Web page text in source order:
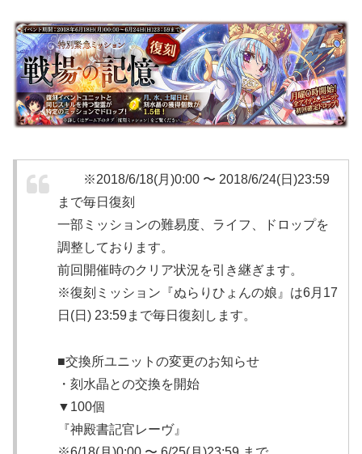
※2018/6/18(月)0:00 〜 2018/6/24(日)23:59
まで毎日復刻
一部ミッションの難易度、ライフ、ドロップを
調整しております。
前回開催時のクリア状況を引き継ぎます。
※復刻ミッション『ぬらりひょんの娘』は6月17
日(日) 23:59まで毎日復刻します。
■交換所ユニットの変更のお知らせ
・刻水晶との交換を開始
▼100個
『神殿書記官レーヴ』